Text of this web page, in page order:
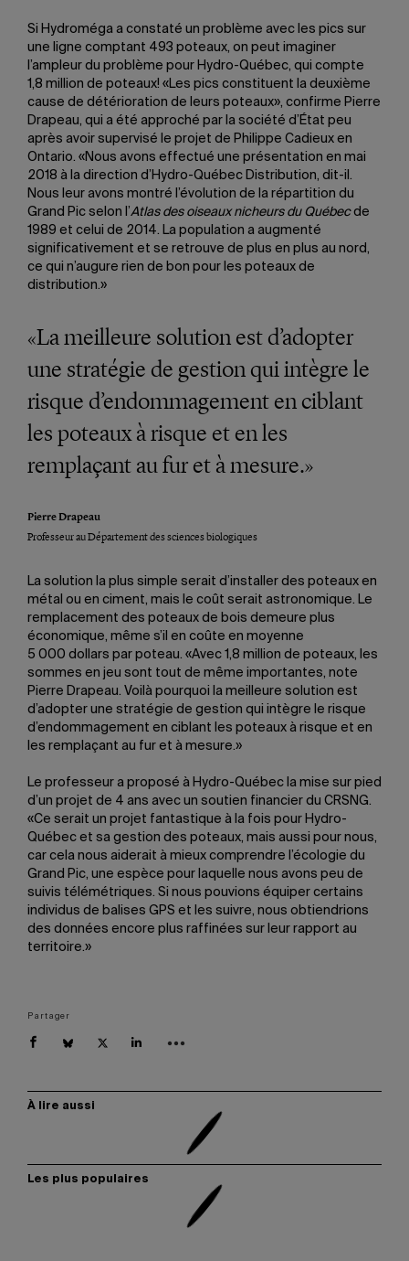
Si Hydroméga a constaté un problème avec les pics sur
une ligne comptant 493 poteaux, on peut imaginer
l’ampleur du problème pour Hydro-Québec, qui compte
1,8 million de poteaux! «Les pics constituent la deuxième
cause de détérioration de leurs poteaux», confirme Pierre
Drapeau, qui a été approché par la société d’État peu
après avoir supervisé le projet de Philippe Cadieux en
Ontario. «Nous avons effectué une présentation en mai
2018 à la direction d’Hydro-Québec Distribution, dit-il.
Nous leur avons montré l’évolution de la répartition du
Grand Pic selon l’Atlas des oiseaux nicheurs du Québecde
1989 et celui de 2014. La population a augmenté
significativement et se retrouve de plus en plus au nord,
ce qui n’augure rien de bon pour les poteaux de
distribution.»
«La meilleure solution est d’adopter
une stratégie de gestion qui intègre le
risque d’endommagement en ciblant
les poteaux à risque et en les
remplaçant au fur et à mesure.»
Pierre Drapeau
Professeur au Département des sciences biologiques
La solution la plus simple serait d’installer des poteaux en
métal ou en ciment, mais le coût serait astronomique. Le
remplacement des poteaux de bois demeure plus
économique, même s’il en coûte en moyenne
5 000 dollars par poteau. «Avec 1,8 million de poteaux, les
sommes en jeu sont tout de même importantes, note
Pierre Drapeau. Voilà pourquoi la meilleure solution est
d’adopter une stratégie de gestion qui intègre le risque
d’endommagement en ciblant les poteaux à risque et en
les remplaçant au fur et à mesure.»
Le professeur a proposé à Hydro-Québec la mise sur pied
d’un projet de 4 ans avec un soutien financier du CRSNG.
«Ce serait un projet fantastique à la fois pour Hydro-
Québec et sa gestion des poteaux, mais aussi pour nous,
car cela nous aiderait à mieux comprendre l’écologie du
Grand Pic, une espèce pour laquelle nous avons peu de
suivis télémétriques. Si nous pouvions équiper certains
individus de balises GPS et les suivre, nous obtiendrions
des données encore plus raffinées sur leur rapport au
territoire.»
Partager
À lire aussi
Les plus populaires